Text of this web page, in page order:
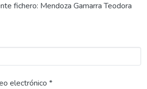
fichero: Mendoza Gamarra Teodora
electrónico *